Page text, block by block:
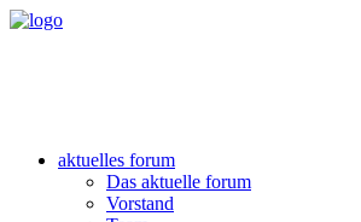
aktuelles forum
Das aktuelle forum
Vorstand